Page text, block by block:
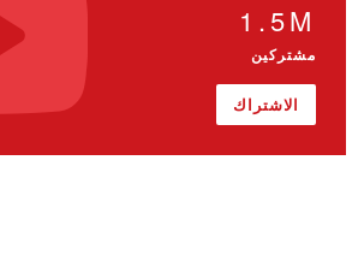
1.5M
مشتركين
الاشتراك